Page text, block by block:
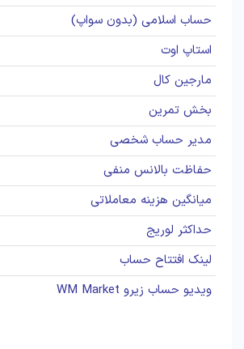
حساب اسلامی (بدون سواپ)
استاپ اوت
مارجین کال
بخش تمرین
مدیر حساب شخصی
حفاظت بالانس منفی
میانگین هزینه معاملاتی
حداکثر لوریج
لینک افتتاح حساب
ویدیو حساب زیرو WM Market